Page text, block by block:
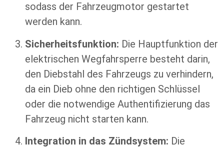
sodass der Fahrzeugmotor gestartet
werden kann.
Sicherheitsfunktion: Die Hauptfunktion der
elektrischen Wegfahrsperre besteht darin,
den Diebstahl des Fahrzeugs zu verhindern,
da ein Dieb ohne den richtigen Schlüssel
oder die notwendige Authentifizierung das
Fahrzeug nicht starten kann.
Integration in das Zündsystem: Die